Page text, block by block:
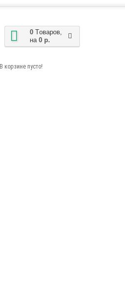
0 Tоваров,
на 0 р.
В корзине пусто!